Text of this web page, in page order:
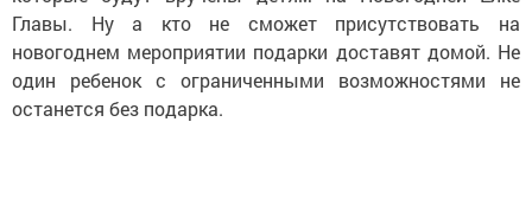
Главы. Ну а кто не сможет присутствовать на
новогоднем мероприятии подарки доставят домой. Не
один ребенок с ограниченными возможностями не
останется без подарка.